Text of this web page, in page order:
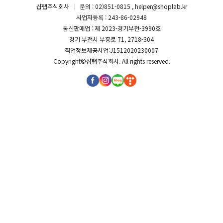
샵랩주식회사
문의 : 02)851-0815 , helper@shoplab.kr
사업자등록 : 243-86-02948
통신판매업 : 제 2023-경기부천-3990호
경기 부천시 부흥로 71, 2718-304
직업정보제공사업:J1512020230007
Copyright©샵랩주식회사. All rights reserved.